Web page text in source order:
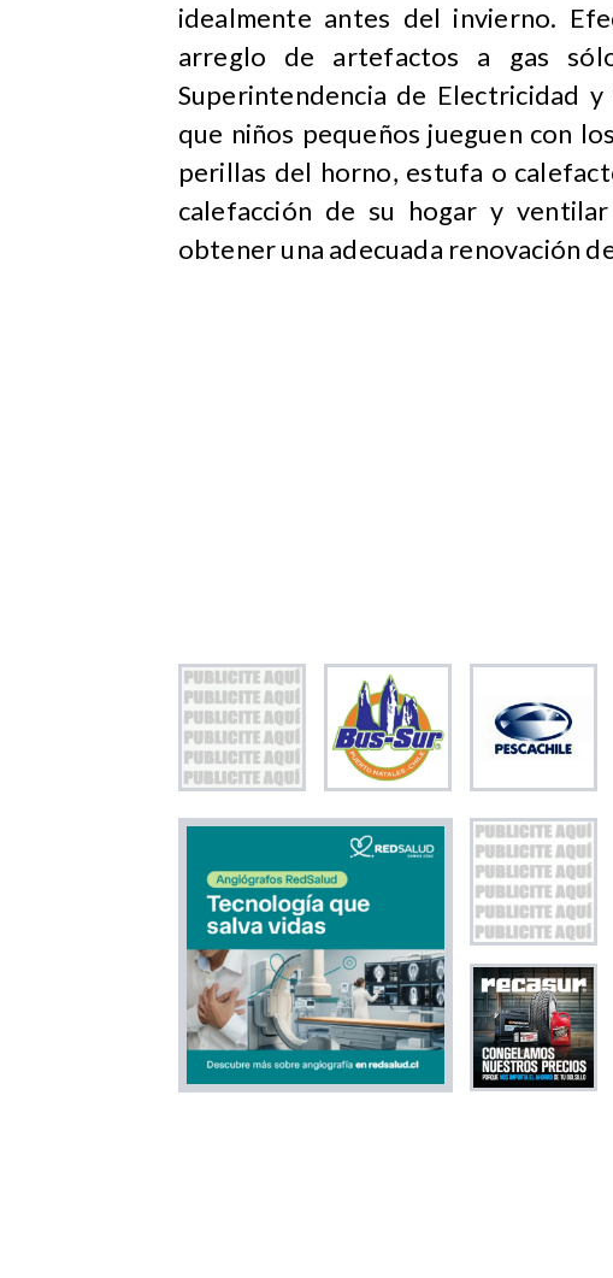
idealmente antes del invierno.
arreglo de artefactos a gas
Superintendencia de Electricidad y
que niños pequeños jueguen con
perillas del horno, estufa o
calefacción de su hogar y v
obtener una adecuada renovación